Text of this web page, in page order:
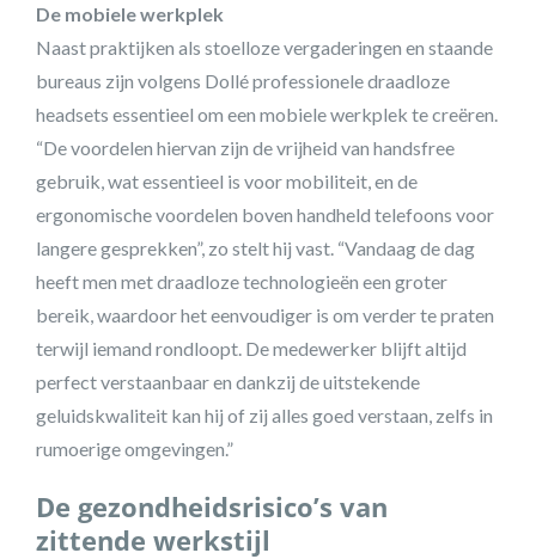
De mobiele werkplek
Naast praktijken als stoelloze vergaderingen en staande
bureaus zijn volgens Dollé professionele draadloze
headsets essentieel om een mobiele werkplek te creëren.
“De voordelen hiervan zijn de vrijheid van handsfree
gebruik, wat essentieel is voor mobiliteit, en de
ergonomische voordelen boven handheld telefoons voor
langere gesprekken”, zo stelt hij vast. “Vandaag de dag
heeft men met draadloze technologieën een groter
bereik, waardoor het eenvoudiger is om verder te praten
terwijl iemand rondloopt. De medewerker blijft altijd
perfect verstaanbaar en dankzij de uitstekende
geluidskwaliteit kan hij of zij alles goed verstaan, zelfs in
rumoerige omgevingen.”
De gezondheidsrisico’s van
zittende werkstijl